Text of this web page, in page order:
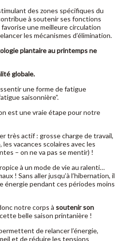
des zones spécifiques du
à soutenir ses fonctions
une meilleure circulation
les mécanismes d’élimination.
plantaire au printemps ne
globale.
une forme de fatigue
saisonnière”.
est une vraie étape pour notre
très actif : grosse charge de travail,
vacances scolaires avec les
– on ne va pas se mentir) !
à un mode de vie au ralenti…
! Sans aller jusqu’à l’hibernation, il
énergie pendant ces périodes moins
notre corps à soutenir son
belle saison printanière !
de relancer l’énergie,
et de réduire les tensions